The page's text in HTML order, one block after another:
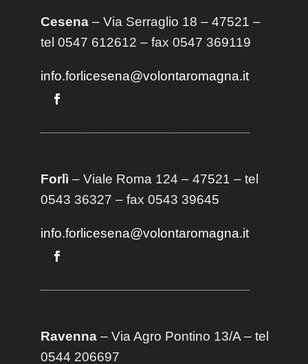
Cesena– Via Serraglio 18 – 47521 –
tel 0547 612612 – fax 0547 369119
info.forlicesena@volontaromagna.it
Forlì – Viale Roma 124 – 47521 – tel
0543 36327 – fax 0543 39645
info.forlicesena@volontaromagna.it
Ravenna– Via Agro Pontino 13/A– tel
0544 206697